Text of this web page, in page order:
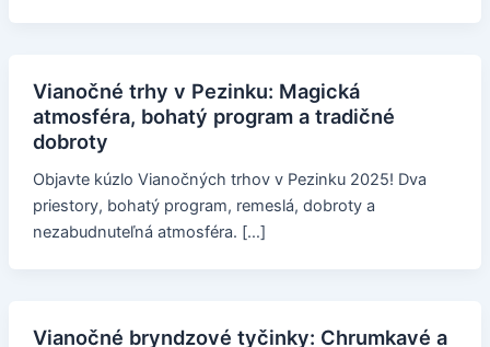
Vianočné trhy v Pezinku: Magická
atmosféra, bohatý program a tradičné
dobroty
Objavte kúzlo Vianočných trhov v Pezinku 2025! Dva
priestory, bohatý program, remeslá, dobroty a
nezabudnuteľná atmosféra. […]
Vianočné bryndzové tyčinky: Chrumkavé a